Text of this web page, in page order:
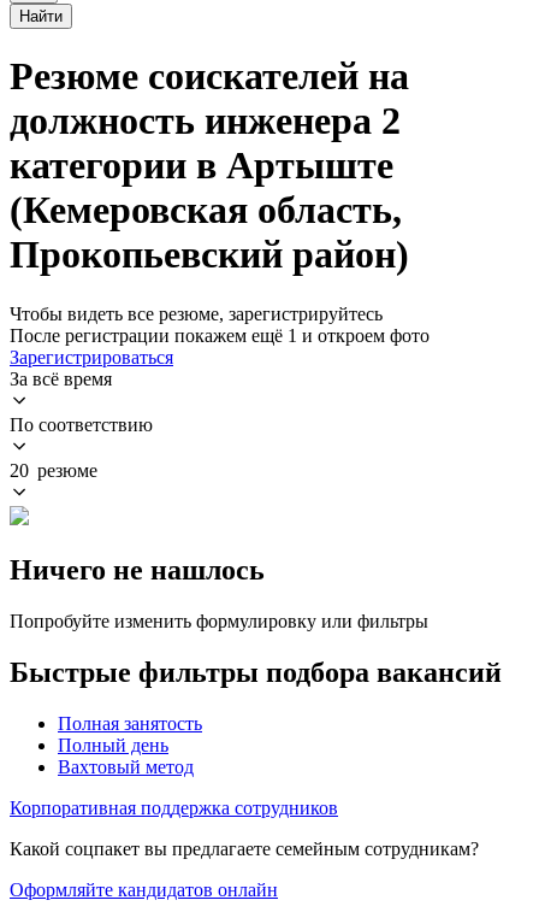
Найти
Резюме соискателей на
должность инженера 2
категории в Артыште
(Кемеровская область,
Прокопьевский район)
Чтобы видеть все резюме, зарегистрируйтесь
После регистрации покажем ещё 1 и откроем фото
Зарегистрироваться
За всё время
По соответствию
20 резюме
Ничего не нашлось
Попробуйте изменить формулировку или фильтры
Быстрые фильтры подбора вакансий
Полная занятость
Полный день
Вахтовый метод
Корпоративная поддержка сотрудников
Какой соцпакет вы предлагаете семейным сотрудникам?
Оформляйте кандидатов онлайн